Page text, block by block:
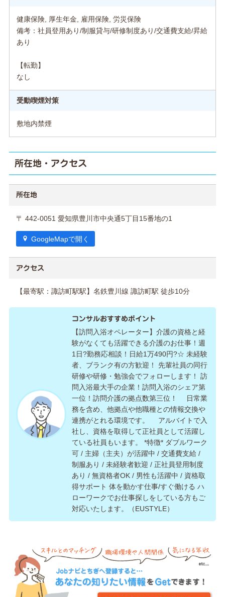
健康保険, 厚生年金, 雇用保険, 労災保険
備考：社員登用あり/制服貸与/研修制度あり/交通費支給/昇給
あり
【転勤】
なし
受動喫煙対策
敷地内禁煙
所在地・アクセス
所在地
〒 442-0051 愛知県豊川市中央通5丁目15番地の1
GoogleMapで開く
アクセス
【最寄駅：諏訪町駅駅】名鉄豊川線 諏訪町駅 徒歩10分
コンサルおすすめポイント
【訪問入浴オペレーター】介護の資格と経
験がなくても活躍できる介護のお仕事！週
1日?勤務応相談！日給1万490円?☆ 未経験
者、ブランク有の方歓迎！ 先輩社員の同行
研修や研修・勉強会でフォローします！ 訪
問入浴最大手の企業！訪問入浴のシェア第
一位！訪問介護の拠点数第三位！ 日常業
務を含め、他拠点や他職種との情報交換や
連携がとれる環境です。 アルバイトで入
社し、資格を取得して正社員として活躍し
ている社員もいます。 *特徴* ダブルワーク
可 / 主婦（主夫）が活躍中 / 交通費支給 /
制服あり / 未経験者歓迎 / 正社員登用制度
あり / 無資格者OK / 男性も活躍中 / 資格取
得サポート 体を動かす仕事/すぐ働ける ハ
ローワークでお仕事探しをしている方もご
対応いたします。（EUSTYLE）